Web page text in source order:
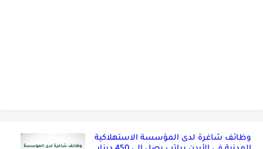
وظائف شاغرة لدى المؤسسة الاستهلاكية